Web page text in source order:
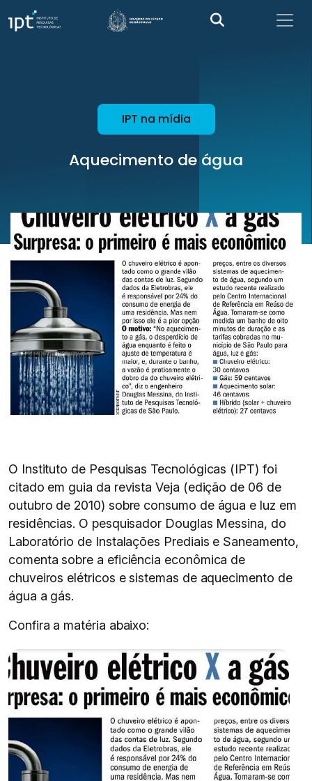
IPT na mídia
Aquecimento de água
O Instituto de Pesquisas Tecnológicas (IPT) foi
citado em guia da revista Veja (edição de 06 de
outubro de 2010) sobre consumo de água e luz em
residências. O pesquisador Douglas Messina, do
Laboratório de Instalações Prediais e Saneamento,
comenta sobre a eficiência econômica de
chuveiros elétricos e sistemas de aquecimento de
água a gás.
Confira a matéria abaixo: